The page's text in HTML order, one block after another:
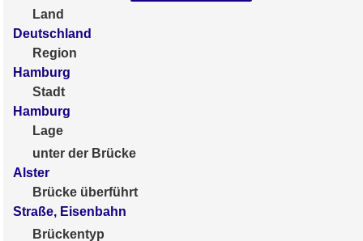
Land
Deutschland
Region
Hamburg
Stadt
Hamburg
Lage
unter der Brücke
Alster
Brücke überführt
Straße, Eisenbahn
Brückentyp